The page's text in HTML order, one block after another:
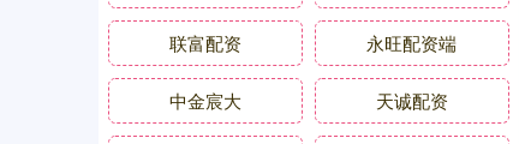
联富配资 永旺配资端
中金宸大 天诚配资